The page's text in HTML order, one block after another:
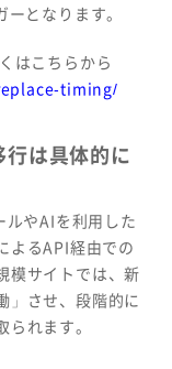
となります。
はこちらから
timing/
は具体的に
ルやAIを利用した
よるAPI経由での
模サイトでは、新
」させ、段階的に
れます。